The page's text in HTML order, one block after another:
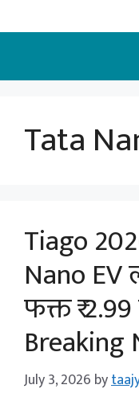
to
Tata
Tiago
Nano EV
फक्त ₹
Breaking
July 3, 2026 by